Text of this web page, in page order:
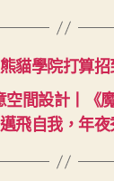
貓學院打算
空間設計丨《
飛自我，年